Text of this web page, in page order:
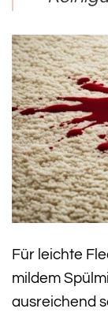
Für leichte
mildem
ausreichend